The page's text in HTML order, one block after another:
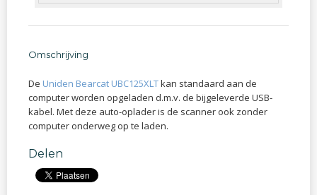
Omschrijving
De Uniden Bearcat UBC125XLTkan standaard aan de
computer worden opgeladen d.m.v. de bijgeleverde USB-
kabel. Met deze auto-oplader is de scanner ook zonder
computer onderweg op te laden.
Delen